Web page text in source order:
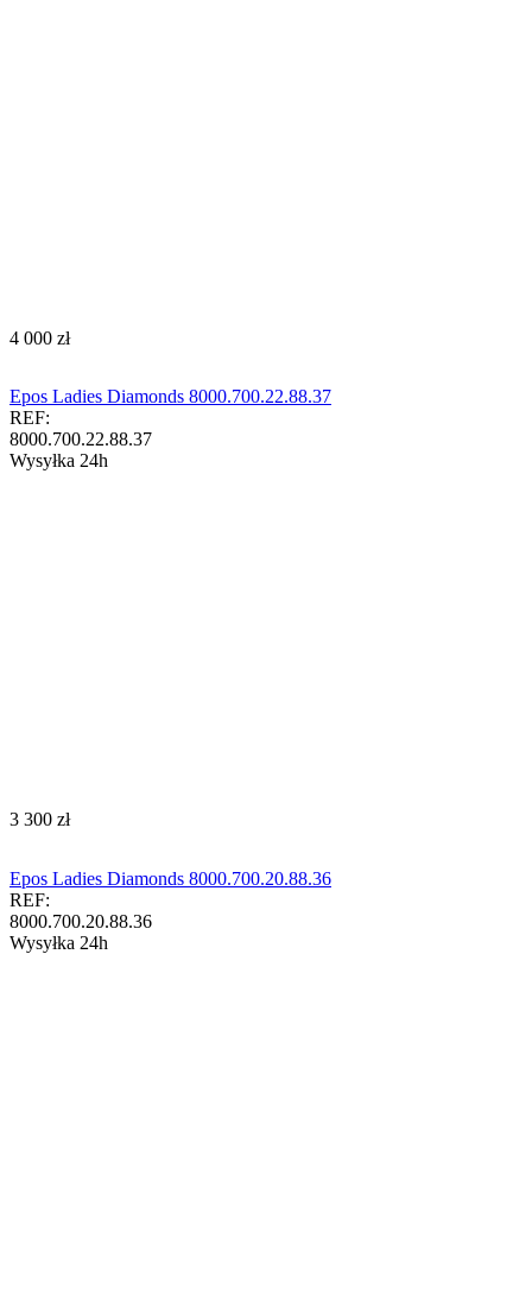
‍4 000‍ zł
Epos Ladies Diamonds 8000.700.22.88.37
REF:
8000.700.22.88.37
Wysyłka 24h
‍3 300‍ zł
Epos Ladies Diamonds 8000.700.20.88.36
REF:
8000.700.20.88.36
Wysyłka 24h